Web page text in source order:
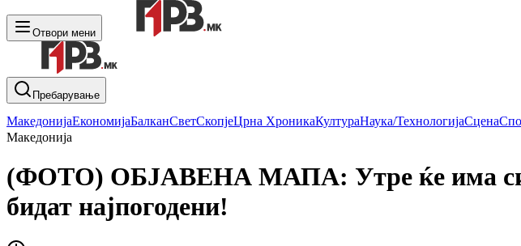
Отвори мени
Пребарување
МакедонијаЕкономијаБалканСветСкопјеЦрна ХроникаКултураНаука/ТехнологијаСцена
Македонија
(ФОТО) ОБЈАВЕНА МАПА: Утре ќе има
бидат најпогодени!